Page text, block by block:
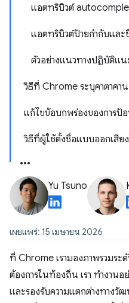
แอตทริบิวต์
แอตทริบิวต์ป้ายกำกับและ
ตัวอย่างแนวทางปฏิบัติแน
วิธีที่ Chrome ระบุคาตาคา
แก้ไขข้อบกพร่องของการ
วิธีที่ผู้ใช้ตั้งชื่อแบบออกเสีย
Yu Tsuno
เผยแพร่: 15 เมษายน 2026
ที่ Chrome เรามองภาพรวมระดั
ต้องการในท้องถิ่น เรา ทำงาน
และรองรับความแตกต่างทางวั